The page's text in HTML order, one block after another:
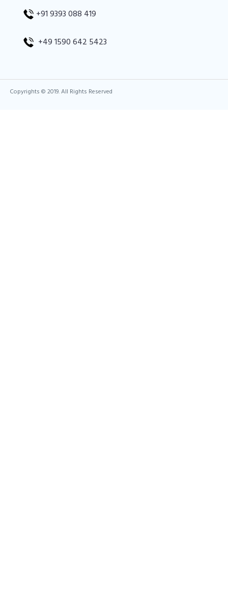
+91 9393 088 419
+49 1590 642 5423
Copyrights © 2019. All Rights Reserved